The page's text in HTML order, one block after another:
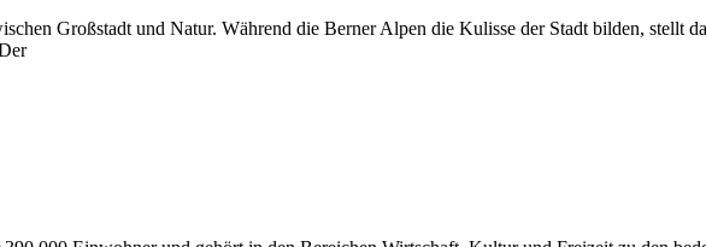
Großstadt und Natur. Während die Berner Alpen die Kulisse der Stadt bilden, stellt